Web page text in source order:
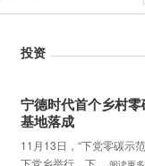
投资
宁德时代首个乡村
基地落成
11月13日，“下党零碳示
下党乡举行。下…